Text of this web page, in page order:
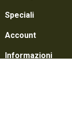
Speciali
Account
Informazioni